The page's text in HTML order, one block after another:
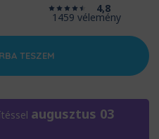
4,8
1459 vélemény
TESZEM
augusztus 03